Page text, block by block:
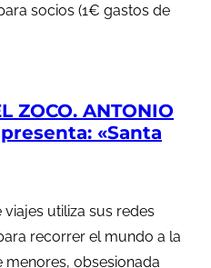
socios (1€ gastos de
ZOCO. ANTONIO
«Santa
utiliza sus redes
recorrer el mundo a la
obsesionada